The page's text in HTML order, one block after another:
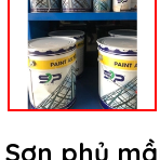
Sơn phủ